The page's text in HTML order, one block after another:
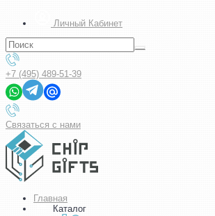
Личный Кабинет
+7 (495) 489-51-39
Связаться с нами
Главная
Каталог